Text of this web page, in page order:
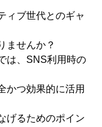
代とのギャ
か？
利用時の
的に活用
めのポイン